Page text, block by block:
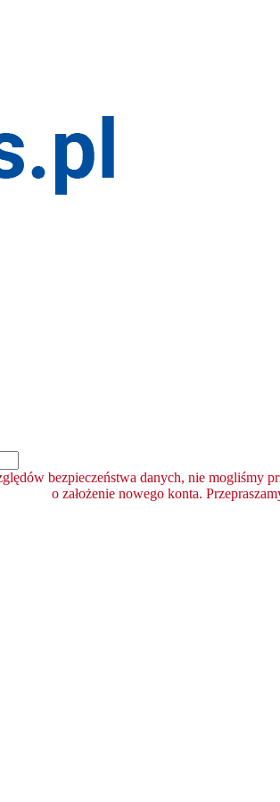
bezpieczeństwa danych, nie mogliśmy
o założenie nowego konta.